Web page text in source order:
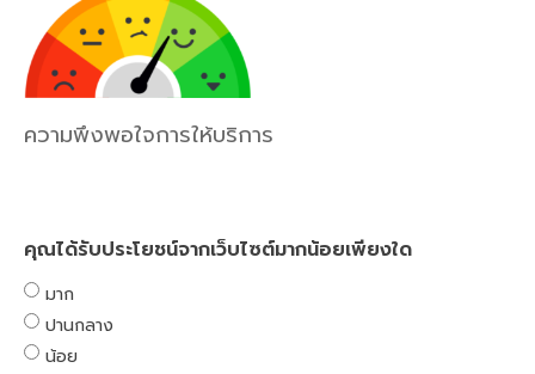
ความพึงพอใจการให้บริการ
คุณได้รับประโยชน์จากเว็บไซต์มากน้อยเพียงใด
มาก
ปานกลาง
น้อย